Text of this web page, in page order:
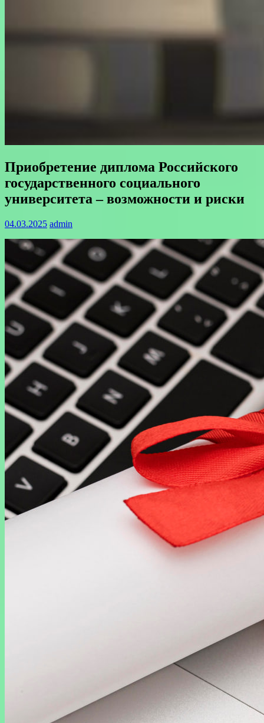
Приобретение диплома Российского
государственного социального
университета – возможности и риски
04.03.2025 admin